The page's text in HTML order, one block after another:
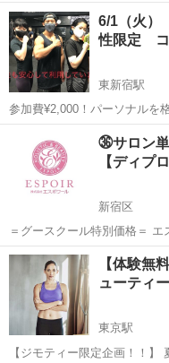
ソナルを格安で！！ 少人数で
歩2分 パーソナルトレーニング（¥8,000/h程度）の内容を少人数トレ
ー...
東京 新宿区 東新宿駅
6/1（火）
性限定 コ
東新宿駅
参加費¥2,000！パーソナルを
歩8分、東新宿駅徒歩2分 パーソナルトレーニング（¥8,000/h程度）の
内容を少人数トレーニング
問い合...
東新宿駅
㊱サロン
【ディプ
新宿区
＝グースクール特別価格＝ エスポワールビューティスクール“オリジナ
ルの手技”生徒さんに大好評の人気の講座で
をギュっとテキストに凝縮してあります。 テキ
度でも復習できるように...
東京 新宿区 その他
【体験無
ューティ
東京駅
【ジモティー限定企画！！